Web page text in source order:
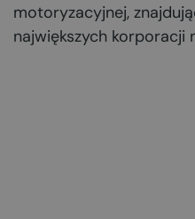
motoryzacyjnej,
największych korporacji